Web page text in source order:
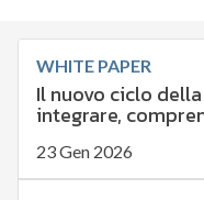
WHITE PAPER
Il nuovo ciclo
integrare,
23 Gen 2026